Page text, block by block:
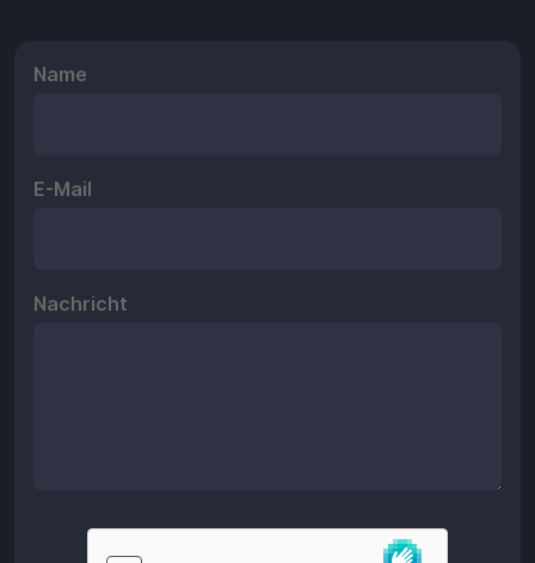
Name
E-Mail
Nachricht